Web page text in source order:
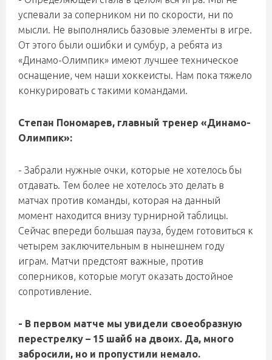
успевали за соперником ни по скорости, ни по
мысли. Не выполнялись базовые элементы в игре.
От этого были ошибки и сумбур, а ребята из
«Динамо-Олимпик» имеют лучшее техническое
оснащение, чем наши хоккеисты. Нам пока тяжело
конкурировать с такими командами.
Степан Пономарев, главный тренер «Динамо-
Олимпик»:
- Забрали нужные очки, которые не хотелось бы
отдавать. Тем более не хотелось это делать в
матчах против команды, которая на данный
момент находится внизу турнирной таблицы.
Сейчас впереди большая пауза, будем готовиться к
четырем заключительным в нынешнем году
играм. Матчи предстоят важные, против
соперников, которые могут оказать достойное
сопротивление.
- В первом матче мы увидели своеобразную
перестрелку – 15 шайб на двоих. Да, много
забросили, но и пропустили немало.